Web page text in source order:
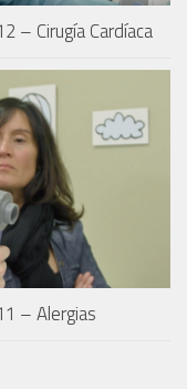
– Cirugía Cardíaca
– Alergias